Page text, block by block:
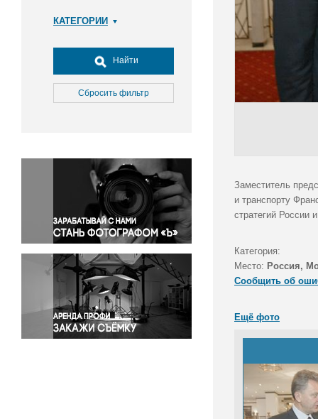
КАТЕГОРИИ
Досуг, туризм и отдых
Культура
Медицина
Окружающая среда
Политика
Правосудие
Происшествия и конфликты
Религия
Светская жизнь
Спорт
Экология
Экономика и бизнес
Найти
Сбросить фильтр
Заместитель
и транспорту
стратегий России
Категория:
Место: Россия,
Сообщить об
Ещё фото